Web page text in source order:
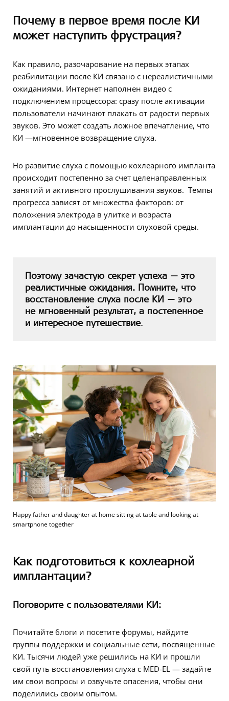
Почему в первое время после КИ
может наступить фрустрация?
Как правило, разочарование на первых этапах
реабилитации после КИ связано с нереалистичными
ожиданиями. Интернет наполнен видео с
подключением процессора: сразу после активации
пользователи начинают плакать от радости первых
звуков. Это может создать ложное впечатление, что
КИ —мгновенное возвращение слуха.
Но развитие слуха с помощью кохлеарного импланта
происходит постепенно за счет целенаправленных
занятий и активного прослушивания звуков. Темпы
прогресса зависят от множества факторов: от
положения электрода в улитке и возраста
имплантации до насыщенности слуховой среды.
Поэтому зачастую секрет успеха — это
реалистичные ожидания. Помните, что
восстановление слуха после КИ — это
не мгновенный результат, а постепенное
и интересное путешествие.
Happy father and daughter at home sitting at table and looking at
smartphone together
Как подготовиться к кохлеарной
имплантации?
Поговоритес пользователями КИ:
Почитайте блоги и посетите форумы, найдите
группы поддержки и социальные сети, посвященные
КИ. Тысячи людей уже решились на КИ и прошли
свой путь восстановления слуха с MED-EL — задайте
им свои вопросы и озвучьте опасения, чтобы они
поделились своим опытом.